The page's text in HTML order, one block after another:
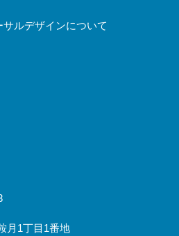
ルデザインについて
月1丁目1番地